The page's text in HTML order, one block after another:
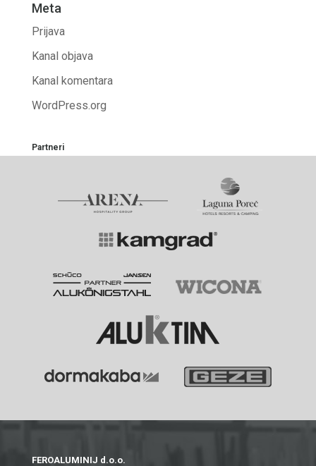
Meta
Prijava
Kanal objava
Kanal komentara
WordPress.org
Partneri
FEROALUMINIJ d.o.o.